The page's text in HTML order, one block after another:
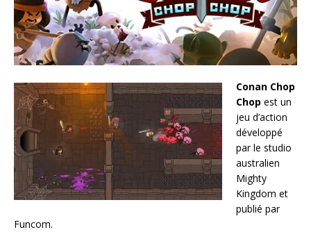
Conan Chop
Chop est un
jeu d’action
développé
par le studio
australien
Mighty
Kingdom et
publié par
Funcom.